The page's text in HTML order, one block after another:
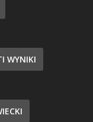
WYNIKI